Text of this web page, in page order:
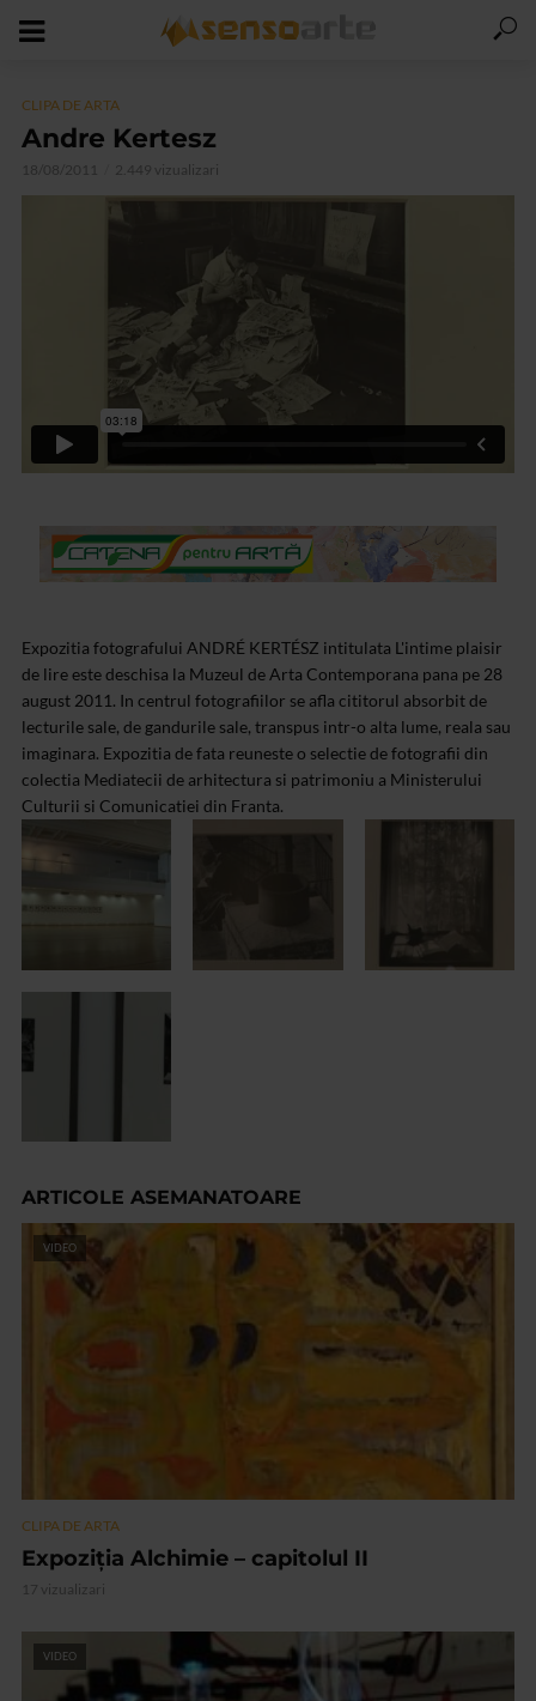
CLIPA DE ARTA
Andre Kertesz
18/08/2011 2.449 vizualizari
Expozitia fotografului ANDRÉ KERTÉSZ intitulata L'intime plaisir
de lire este deschisa la Muzeul de Arta Contemporana pana pe 28
august 2011. In centrul fotografiilor se afla cititorul absorbit de
lecturile sale, de gandurile sale, transpus intr-o alta lume, reala sau
imaginara. Expozitia de fata reuneste o selectie de fotografii din
colectia Mediatecii de arhitectura si patrimoniu a Ministerului
Culturii si Comunicatiei din Franta.
ARTICOLE ASEMANATOARE
VIDEO
CLIPA DE ARTA
Expoziția Alchimie – capitolul II
17 vizualizari
VIDEO